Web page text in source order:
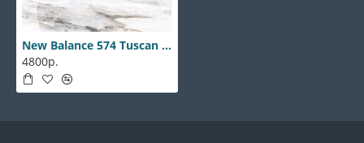
New Balance 574 Tuscan Premium
4800р.